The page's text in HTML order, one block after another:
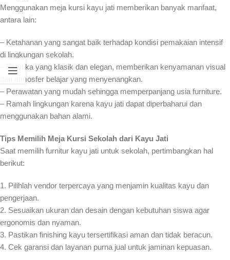
Menggunakan meja kursi kayu jati memberikan banyak manfaat,
antara lain:
– Ketahanan yang sangat baik terhadap kondisi pemakaian intensif
di lingkungan sekolah.
– Estetika yang klasik dan elegan, memberikan kenyamanan visual
dan atmosfer belajar yang menyenangkan.
– Perawatan yang mudah sehingga memperpanjang usia furniture.
– Ramah lingkungan karena kayu jati dapat diperbaharui dan
menggunakan bahan alami.
Tips Memilih Meja Kursi Sekolah dari Kayu Jati
Saat memilih furnitur kayu jati untuk sekolah, pertimbangkan hal
berikut:
1. Pilihlah vendor terpercaya yang menjamin kualitas kayu dan
pengerjaan.
2. Sesuaikan ukuran dan desain dengan kebutuhan siswa agar
ergonomis dan nyaman.
3. Pastikan finishing kayu tersertifikasi aman dan tidak beracun.
4. Cek garansi dan layanan purna jual untuk jaminan kepuasan.